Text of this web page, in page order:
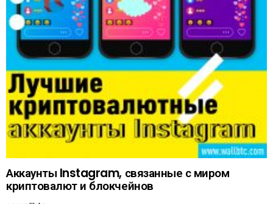
Аккаунты Instagram, связанные с миром
криптовалют и блокчейнов